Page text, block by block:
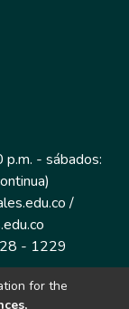
- sábados:
/
- 1229
piso 1
for the